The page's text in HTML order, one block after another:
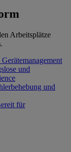
Arbeitsplätze
und
und
für